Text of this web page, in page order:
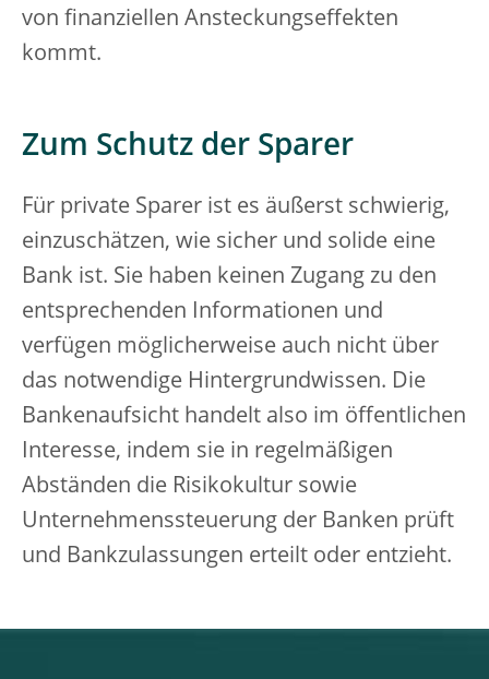
von finanziellen Ansteckungseffekten
kommt.
Zum Schutz der Sparer
Für private Sparer ist es äußerst schwierig,
einzuschätzen, wie sicher und solide eine
Bank ist. Sie haben keinen Zugang zu den
entsprechenden Informationen und
verfügen möglicherweise auch nicht über
das notwendige Hintergrundwissen. Die
Bankenaufsicht handelt also im öffentlichen
Interesse, indem sie in regelmäßigen
Abständen die Risikokultur sowie
Unternehmenssteuerung der Banken prüft
und Bankzulassungen erteilt oder entzieht.